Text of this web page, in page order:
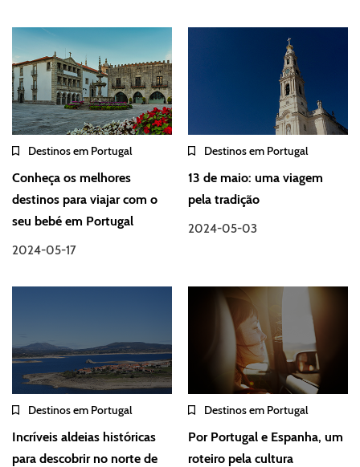
Destinos em Portugal
Conheça os melhores
destinos para viajar com o
seu bebé em Portugal
2024-05-17
Destinos em Portugal
13 de maio: uma viagem
pela tradição
2024-05-03
Destinos em Portugal
Incríveis aldeias históricas
para descobrir no norte de
Destinos em Portugal
Por Portugal e Espanha, um
roteiro pela cultura